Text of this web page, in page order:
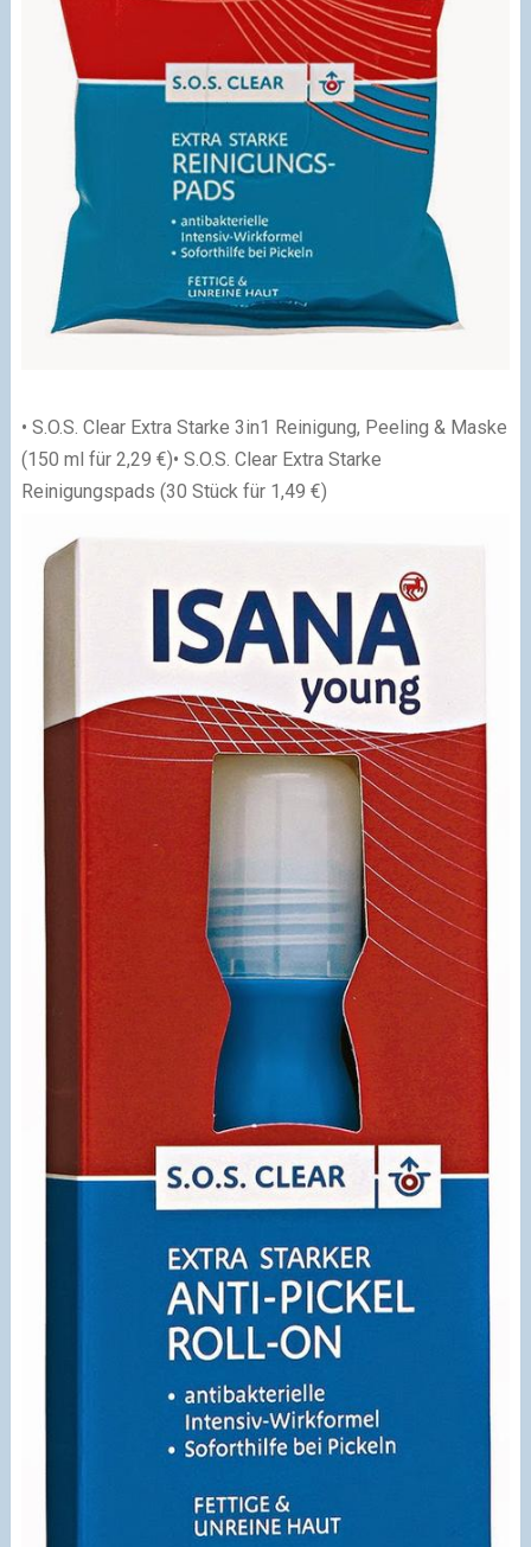
• S.O.S. Clear Extra Starke 3in1 Reinigung, Peeling & Maske
(150 ml für 2,29 €)• S.O.S. Clear Extra Starke
Reinigungspads (30 Stück für 1,49 €)